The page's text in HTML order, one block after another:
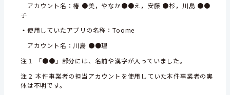
アカウント名：椿 ●美，やなか●●え，安藤 ●杉，川島 ●●
子
・ 使用していたアプリの名称：Toome
アカウント名：川島 ●●理
注１ 「●●」部分には、名前や漢字が入っていました。
注２ 本件事業者の担当アカウントを使用していた本件事業者の実
体は不明です。